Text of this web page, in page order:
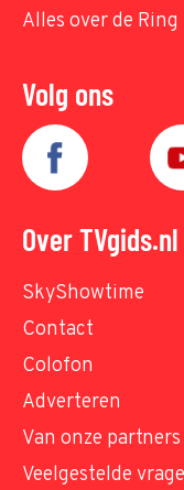
Alles over de Ring
Volg ons
Over TVgids.nl
SkyShowtime
Contact
Colofon
Adverteren
Van onze partners
Veelgestelde